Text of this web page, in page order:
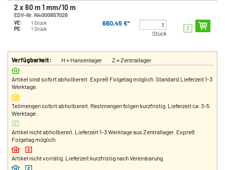
2 x 60 m 1 mm/10 m
EDV-Nr. N4000857026
VE:
1 Stück
PE:
1 Stück
660,45 €*
Stück
Verfügbarkeit: H = Hansenlager Z = Zentrallager
Artikel sind sofort abholbereit. Expreß Folgetag möglich. Standard Lieferzeit 1-3
Werktage.
Teilmengen sofort abholbereit. Restmengen folgen kurzfristig. Lieferzeit ca. 3-5
Werktage.
Artikel nicht abholbereit. Lieferzeit 1-3 Werktage aus Zentrallager. Expreß
Folgetag möglich.
Artikel nicht vorrätig. Lieferzeit kurzfristig nach Vereinbarung.